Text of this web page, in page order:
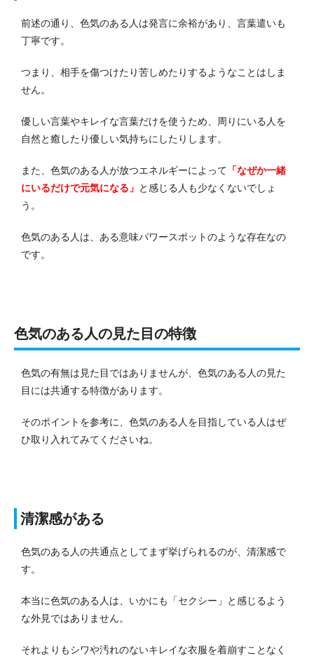
前述の通り、色気のある人は発言に余裕があり、言葉遣いも
丁寧です。
つまり、相手を傷つけたり苦しめたりするようなことはしま
せん。
優しい言葉やキレイな言葉だけを使うため、周りにいる人を
自然と癒したり優しい気持ちにしたりします。
また、色気のある人が放つエネルギーによって 「なぜか一緒
にいるだけで元気になる」 と感じる人も少なくないでしょ
う。
色気のある人は、ある意味パワースポットのような存在なの
です。
色気のある人の見た目の特徴
色気の有無は見た目ではありませんが、色気のある人の見た
目には共通する特徴があります。
そのポイントを参考に、色気のある人を目指している人はぜ
ひ取り入れてみてくださいね。
清潔感がある
色気のある人の共通点としてまず挙げられるのが、清潔感で
す。
本当に色気のある人は、いかにも「セクシー」と感じるよう
な外見ではありません。
それよりもシワや汚れのないキレイな衣服を着崩すことなく